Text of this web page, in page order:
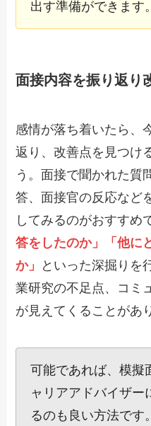
出す準備ができます。
面接内容を振り返り
感情が落ち着いたら、
返り、改善点を見つけ
う。面接で聞かれた質
答、面接官の反応など
してみるのがおすすめ
答をしたのか」「他に
か」
といった深掘りを
業研究の不足点、コミ
が見えてくることがあ
可能であれば、模擬
ャリアアドバイザー
るのも良い方法です